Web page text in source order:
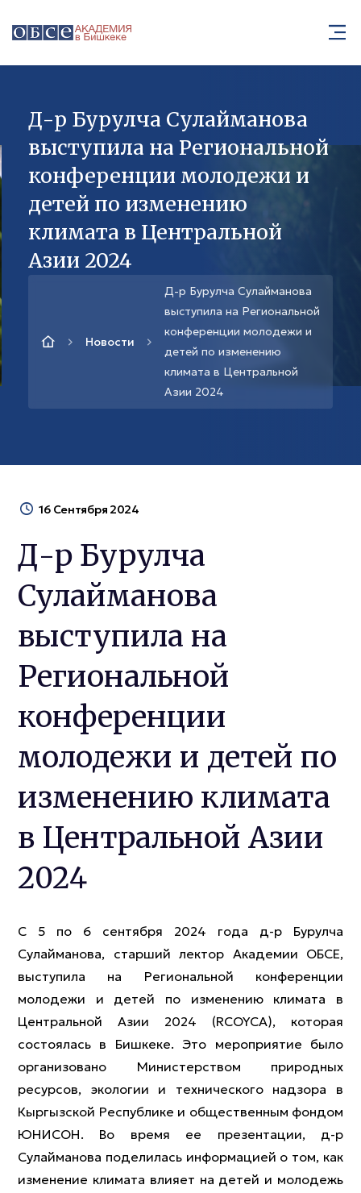
Д-р Бурулча Сулайманова
выступила на Региональной
конференции молодежи и
детей по изменению
климата в Центральной
Азии 2024
Новости
Д-р Бурулча Сулайманова
выступила на Региональной
конференции молодежи и
детей по изменению
климата в Центральной
Азии 2024
16 Сентября 2024
Д-р Бурулча
Сулайманова
выступила на
Региональной
конференции
молодежи и детей по
изменению климата
в Центральной Азии
2024
С 5 по 6 сентября 2024 года д-р Бурулча
Сулайманова, старший лектор Академии ОБСЕ,
выступила на Региональной конференции
молодежи и детей по изменению климата в
Центральной Азии 2024 (RCOYCA), которая
состоялась в Бишкеке. Это мероприятие было
организовано Министерством природных
ресурсов, экологии и технического надзора в
Кыргызской Республике и общественным фондом
ЮНИСОН. Во время ее презентации, д-р
Сулайманова поделилась информацией о том, как
изменение климата влияет на детей и молодежь